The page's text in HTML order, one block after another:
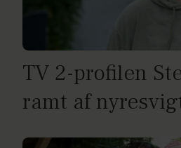
TV 2-profilen
ramt af